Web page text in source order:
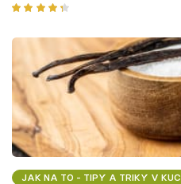
JAK NA TO - TIPY A TRIKY V